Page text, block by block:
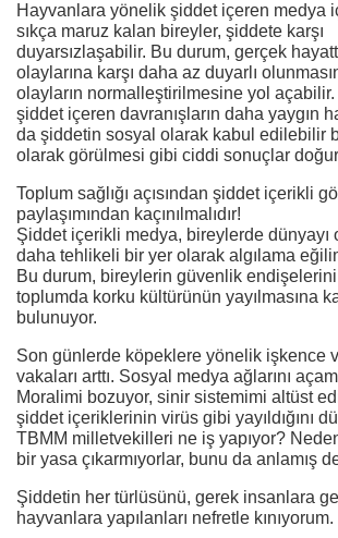
Hayvanlara yönelik şiddet içeren medya
sıkça maruz kalan bireyler, şiddete karşı
duyarsızlaşabilir. Bu durum, gerçek
olaylarına karşı daha az duyarlı
olayların normalleştirilmesine yol
şiddet içeren davranışların daha yaygın
da şiddetin sosyal olarak kabul edilebilir
olarak görülmesi gibi ciddi sonuçlar
Toplum sağlığı açısından şiddet içerikli
paylaşımından kaçınılmalıdır!
Şiddet içerikli medya, bireylerde dünyayı
daha tehlikeli bir yer olarak algılama
Bu durum, bireylerin güvenlik endişelerini
toplumda korku kültürünün yayılmasına
bulunuyor.
Son günlerde köpeklere yönelik işkence
vakaları arttı. Sosyal medya ağlarını
Moralimi bozuyor, sinir sistemimi altüst
şiddet içeriklerinin virüs gibi yayıldığını
TBMM milletvekilleri ne iş yapıyor?
bir yasa çıkarmıyorlar, bunu da anlamış
Şiddetin her türlüsünü, gerek insanlara
hayvanlara yapılanları nefretle kınıyorum.